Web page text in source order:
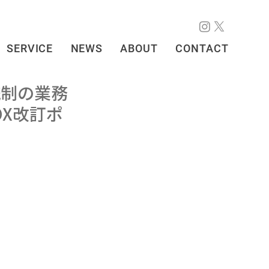
SERVICE NEWS ABOUT CONTACT
の業務
改訂ポ